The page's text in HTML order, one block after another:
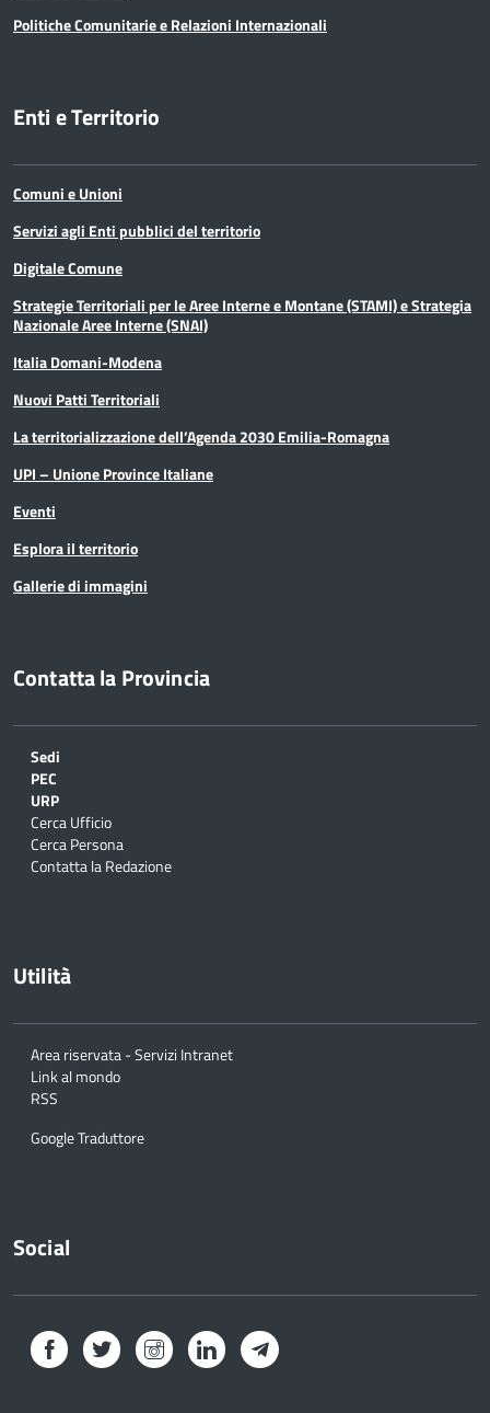
Politiche Comunitarie e Relazioni Internazionali
Enti e Territorio
Comuni e Unioni
Servizi agli Enti pubblici del territorio
Digitale Comune
Strategie Territoriali per le Aree Interne e Montane (STAMI) e Strategia
Nazionale Aree Interne (SNAI)
Italia Domani-Modena
Nuovi Patti Territoriali
La territorializzazione dell’Agenda 2030 Emilia-Romagna
UPI – Unione Province Italiane
Eventi
Esplora il territorio
Gallerie di immagini
Contatta la Provincia
Sedi
PEC
URP
Cerca Ufficio
Cerca Persona
Contatta la Redazione
Utilità
Area riservata - Servizi Intranet
Link al mondo
RSS
Google Traduttore
Social
Facebook Twitter InstagramLinkedInTelegram